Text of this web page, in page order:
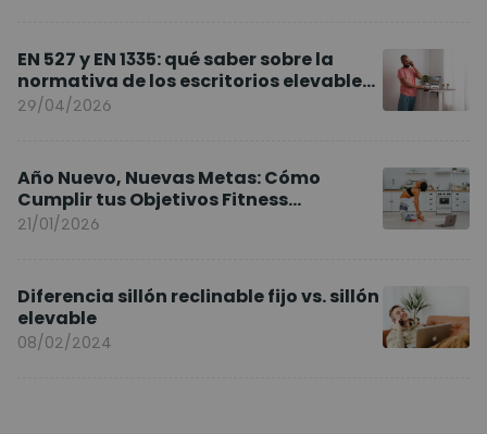
EN 527 y EN 1335: qué saber sobre la
normativa de los escritorios elevables
y sillas ergonómicas
29/04/2026
Año Nuevo, Nuevas Metas: Cómo
Cumplir tus Objetivos Fitness
Entrenando en Casa
21/01/2026
Diferencia sillón reclinable fijo vs. sillón
elevable
08/02/2024